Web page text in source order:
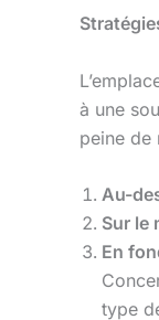
à une
peine de
Au-
Sur le
En
type